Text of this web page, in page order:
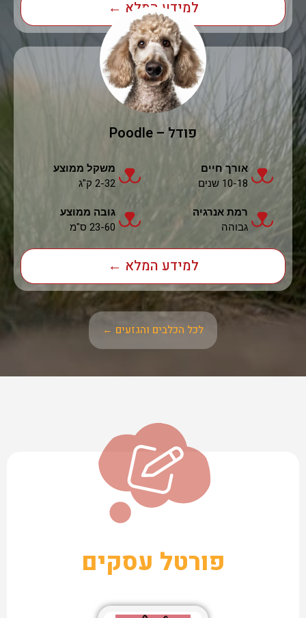
למידע המלא ←
פודל – Poodle
אורך חיים
10-18 שנים
משקל ממוצע
2-32 ק"ג
רמת אנרגיה
גבוהה
גובה ממוצע
23-60 ס"מ
למידע המלא ←
לכל הכלבים והגזעים ←
פורטל עסקים